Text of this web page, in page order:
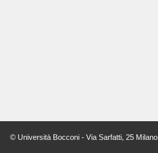
© Università Bocconi - Via Sarfatti, 25 Milano